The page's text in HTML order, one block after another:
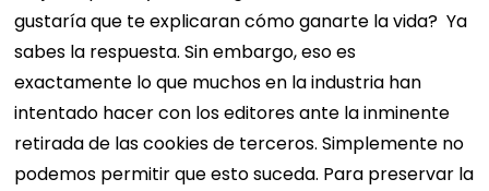
gustaría que te explicaran cómo ganarte la vida? Ya
sabes la respuesta. Sin embargo, eso es
exactamente lo que muchos en la industria han
intentado hacer con los editores ante la inminente
retirada de las cookies de terceros. Simplemente no
podemos permitir que esto suceda. Para preservar la